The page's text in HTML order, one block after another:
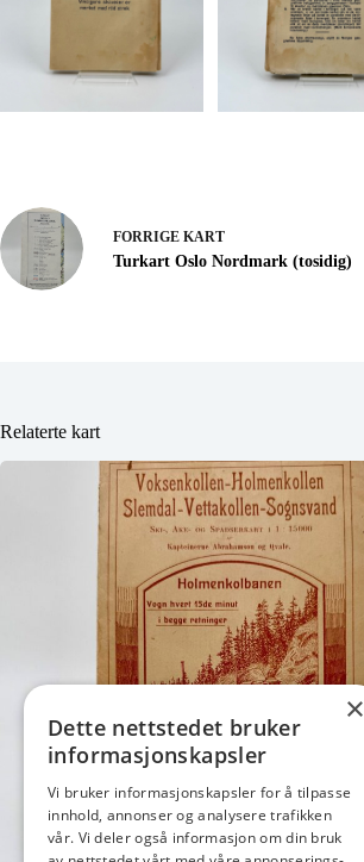
FORRIGE KART
Turkart Oslo Nordmark (tosidig)
Relaterte kart
×
Dette nettstedet bruker
informasjonskapsler
Vi bruker informasjonskapsler for å tilpasse
innhold, annonser og analysere trafikken
vår. Vi deler også informasjon om din bruk